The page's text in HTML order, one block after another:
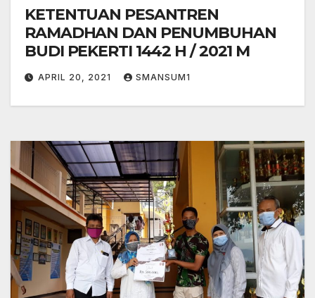
KETENTUAN PESANTREN
RAMADHAN DAN PENUMBUHAN
BUDI PEKERTI 1442 H / 2021 M
APRIL 20, 2021 SMANSUM1